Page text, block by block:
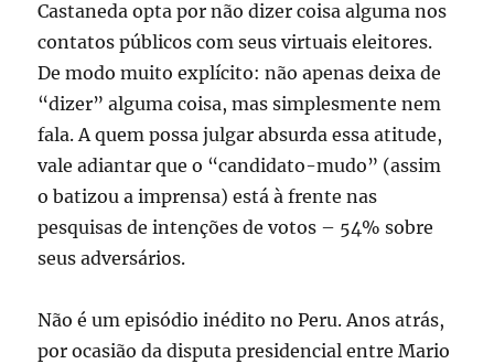
Castaneda opta por não dizer coisa alguma nos
contatos públicos com seus virtuais eleitores.
De modo muito explícito: não apenas deixa de
“dizer” alguma coisa, mas simplesmente nem
fala. A quem possa julgar absurda essa atitude,
vale adiantar que o “candidato-mudo” (assim
o batizou a imprensa) está à frente nas
pesquisas de intenções de votos – 54% sobre
seus adversários.
Não é um episódio inédito no Peru. Anos atrás,
por ocasião da disputa presidencial entre Mario